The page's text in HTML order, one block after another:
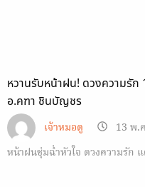
หวานรับหน้าฝน! ดวงความรั
อ.คฑา ชินบัญชร
เจ้าหมอดู
13 พ.
หน้าฝนชุ่มฉ่ำหัวใจ ดวงความรัก แ